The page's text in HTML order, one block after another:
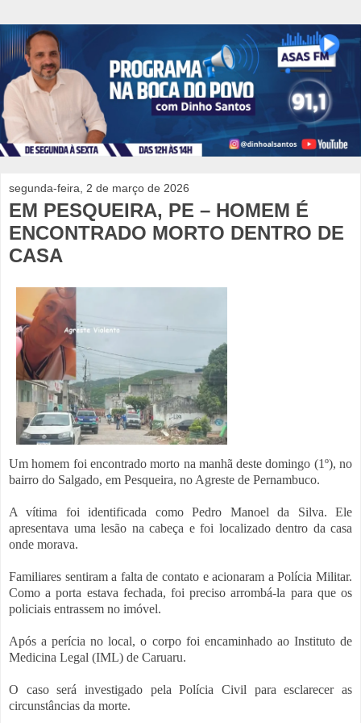
segunda-feira, 2 de março de 2026
EM PESQUEIRA, PE – HOMEM É
ENCONTRADO MORTO DENTRO DE
CASA
Um homem foi encontrado morto na manhã deste domingo (1º), no
bairro do Salgado, em Pesqueira, no Agreste de Pernambuco.
A vítima foi identificada como Pedro Manoel da Silva. Ele
apresentava uma lesão na cabeça e foi localizado dentro da casa
onde morava.
Familiares sentiram a falta de contato e acionaram a Polícia Militar.
Como a porta estava fechada, foi preciso arrombá-la para que os
policiais entrassem no imóvel.
Após a perícia no local, o corpo foi encaminhado ao Instituto de
Medicina Legal (IML) de Caruaru.
O caso será investigado pela Polícia Civil para esclarecer as
circunstâncias da morte.